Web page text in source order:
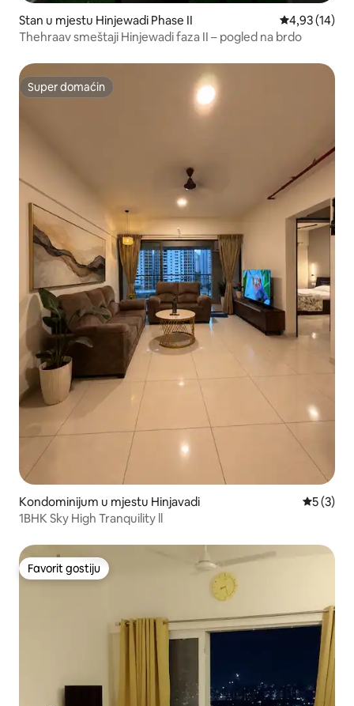
Stan u mjestu Hinjewadi Phase II prosječna
4,93 (14)
Thehraav smeštaji Hinjewadi faza II – pogled na brdo
Super domaćin
Super domaćin
Kondominijum u mjestu Hinjavadi
5 (3)
1BHK Sky High Tranquility ll
Favorit gostiju
Favorit gostiju